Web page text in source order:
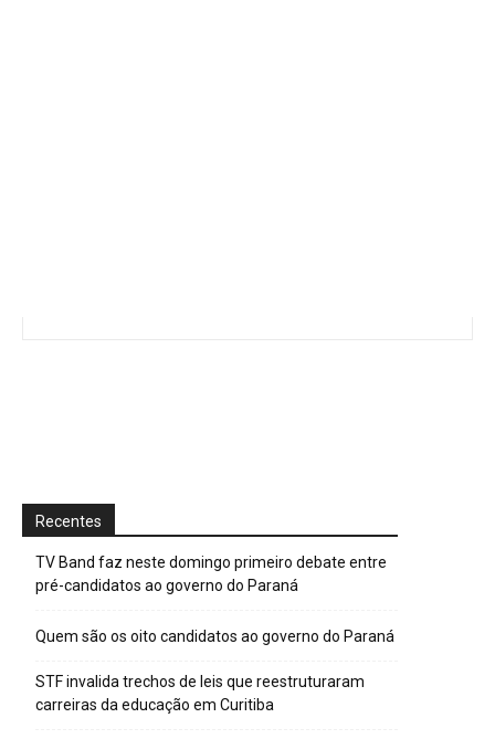
Recentes
TV Band faz neste domingo primeiro debate entre
pré-candidatos ao governo do Paraná
Quem são os oito candidatos ao governo do Paraná
STF invalida trechos de leis que reestruturaram
carreiras da educação em Curitiba